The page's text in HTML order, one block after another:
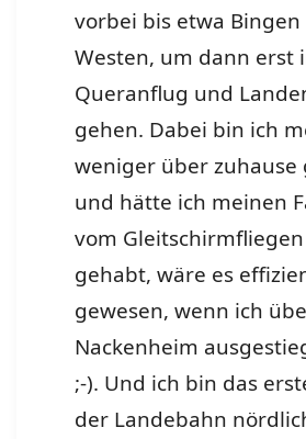
vorbei bis etwa Bingen
Westen, um dann erst
Queranflug und
gehen. Dabei bin ich
weniger über zuhause
und hätte ich meinen
vom
gehabt, wäre es
gewesen, wenn ich
Nackenheim
;-). Und ich bin das
der Landebahn